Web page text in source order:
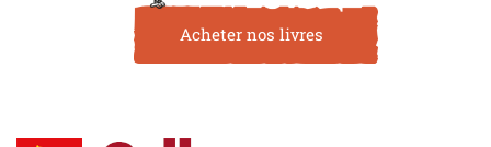
Acheter nos livres